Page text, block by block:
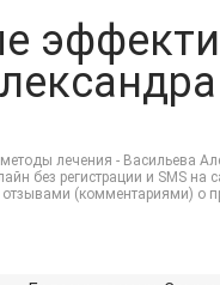
лечения - Васильева
без регистрации и SMS на
(комментариями) о